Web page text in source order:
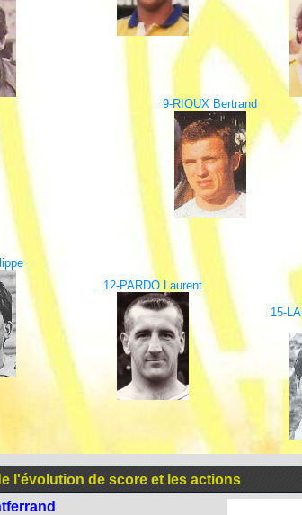
9-RIOUX Bertrand
12-PARDO Laurent
15-
l'évolution de score et les actions